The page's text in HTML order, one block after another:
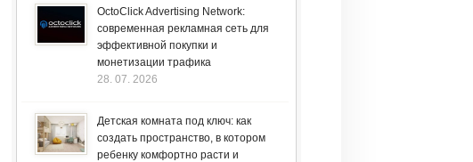
OctoClick Advertising Network:
современная рекламная сеть для
эффективной покупки и
монетизации трафика
28. 07. 2026
Детская комната под ключ: как
создать пространство, в котором
ребенку комфортно расти и